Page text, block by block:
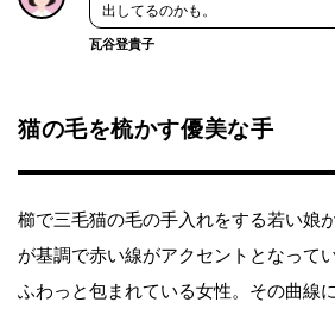
出してるのかも。
瓦谷登貴子
猫の毛を梳かす優美な手
櫛で三毛猫の毛の手入れをする若い娘
が基調で赤い線がアクセントとなって
ふわっと包まれている女性。その曲線